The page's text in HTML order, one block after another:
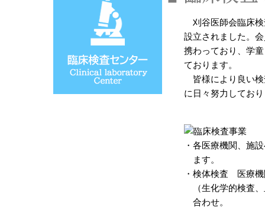
刈谷医師会臨床検
設立されました。
携わっており、学
ております。
皆様により良い検
に日々努力してお
・ 各医療機関、施
ます。
・ 検体検査 医療機
（生化学的検査
合わせ。